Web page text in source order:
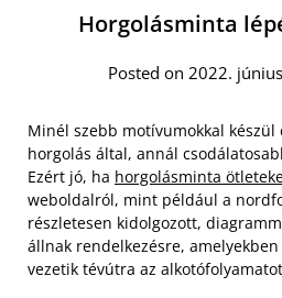
Horgolásminta
Posted on 2022.
Minél szebb motívumokkal készül
horgolás által, annál
Ezért jó, ha horgolásminta
weboldalról, mint például a
részletesen kidolgozott,
állnak rendelkezésre,
vezetik tévútra az